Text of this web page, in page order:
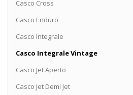
Casco Cross
Casco Enduro
Casco Integrale
Casco Integrale Vintage
Casco Jet Aperto
Casco Jet Demi Jet